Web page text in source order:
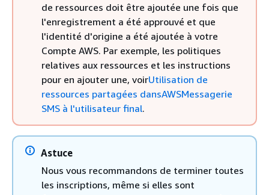
de ressources doit être ajoutée une fois que
l'enregistrement a été approuvé et que
l'identité d'origine a été ajoutée à votre
Compte AWS. Par exemple, les politiques
relatives aux ressources et les instructions
pour en ajouter une, voirUtilisation de
ressources partagées dansAWSMessagerie
SMS à l'utilisateur final.
Astuce
Nous vous recommandons de terminer toutes
les inscriptions, même si elles sont